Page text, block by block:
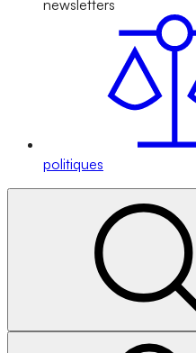
newsletters
politiques